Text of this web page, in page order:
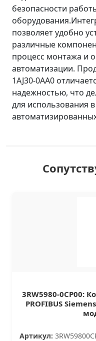
безопасности
позволяет удобно
различные
процесс монтажа и
автоматизации.
1AJ30-0AA0
надежностью, что
для использования
3RW5980-0CP00:
PROFIBUS
Артикул: